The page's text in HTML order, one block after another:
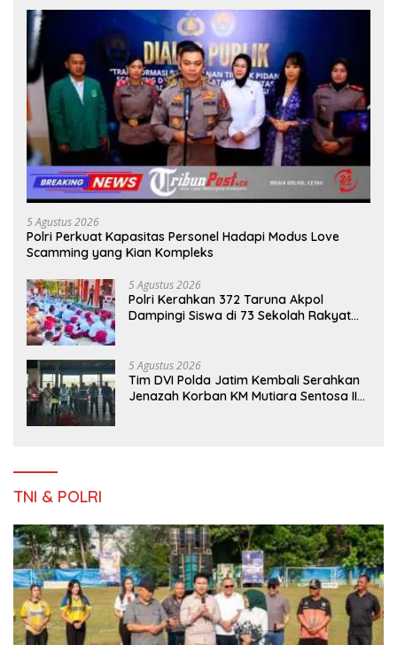
5 Agustus 2026
Polri Perkuat Kapasitas Personel Hadapi Modus Love
Scamming yang Kian Kompleks
5 Agustus 2026
Polri Kerahkan 372 Taruna Akpol
Dampingi Siswa di 73 Sekolah Rakyat
5 Agustus 2026
Tim DVI Polda Jatim Kembali Serahkan
Jenazah Korban KM Mutiara Sentosa II
TNI & POLRI